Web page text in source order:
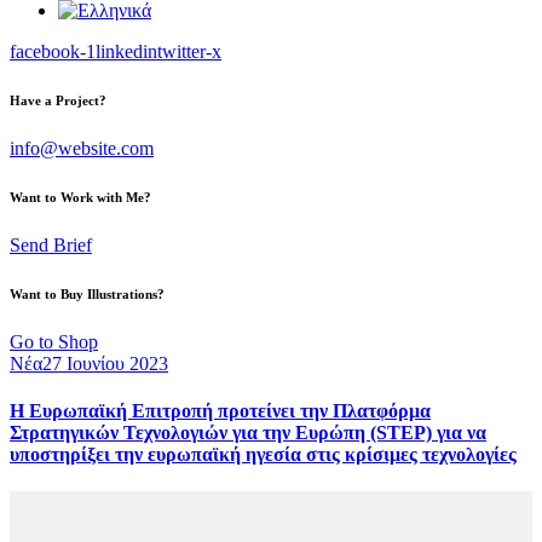
facebook-1linkedintwitter-x
Have a Project?
info@website.com
Want to Work with Me?
Send Brief
Want to Buy Illustrations?
Go to Shop
Νέα27 Ιουνίου 2023
Η Ευρωπαϊκή Επιτροπή προτείνει την Πλατφόρμα
Στρατηγικών Τεχνολογιών για την Ευρώπη (STEP) για να
υποστηρίξει την ευρωπαϊκή ηγεσία στις κρίσιμες τεχνολογίες